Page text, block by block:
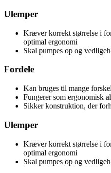
Ulemper
Kræver korrekt størrelse i
optimal ergonomi
Skal pumpes op og
Fordele
Kan bruges til mange
Fungerer som ergonomisk
Sikker konstruktion, der
Ulemper
Kræver korrekt størrelse i
optimal ergonomi
Skal pumpes op og